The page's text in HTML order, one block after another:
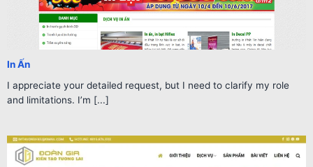
In Ấn
I appreciate your detailed request, but I need to clarify my role
and limitations. I’m [...]